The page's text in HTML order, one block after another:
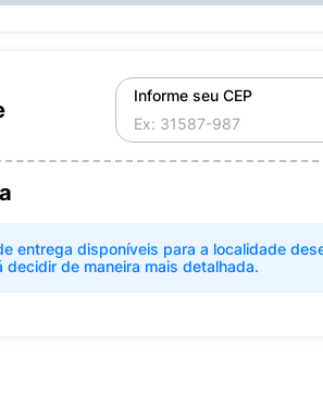
Informe seu CEP
entrega disponíveis para a localidade
de maneira mais detalhada.